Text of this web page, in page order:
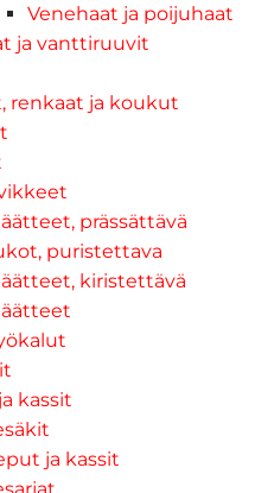
Venehaat ja poijuhaat
ja vanttiruuvit
renkaat ja koukut
prässättävä
puristettava
kiristettävä
kassit
ja kassit